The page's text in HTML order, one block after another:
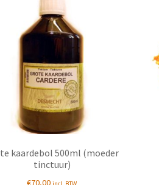
kaardebol 500ml (moeder
tinctuur)
€70,00